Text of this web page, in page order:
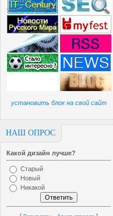
установить блок на свой сайт
НАШ ОПРОС
Какой дизайн лучше?
Старый
Новый
Никакой